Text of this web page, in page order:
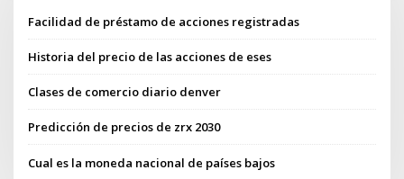
Facilidad de préstamo de acciones registradas
Historia del precio de las acciones de eses
Clases de comercio diario denver
Predicción de precios de zrx 2030
Cual es la moneda nacional de países bajos